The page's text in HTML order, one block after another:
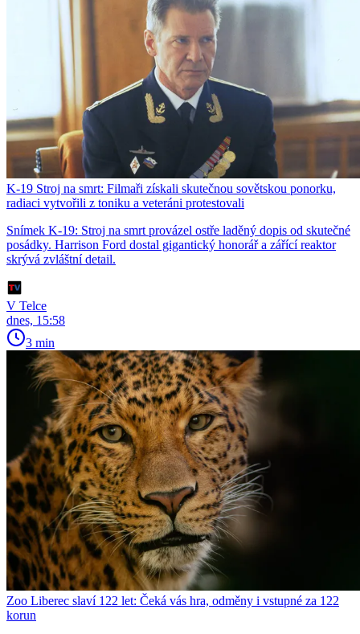
K-19 Stroj na smrt: Filmaři získali skutečnou sovětskou ponorku,
radiaci vytvořili z toniku a veteráni protestovali
Snímek K-19: Stroj na smrt provázel ostře laděný dopis od skutečné
posádky. Harrison Ford dostal gigantický honorář a zářící reaktor
skrývá zvláštní detail.
V Telce
dnes, 15:58
3 min
Zoo Liberec slaví 122 let: Čeká vás hra, odměny i vstupné za 122
korun